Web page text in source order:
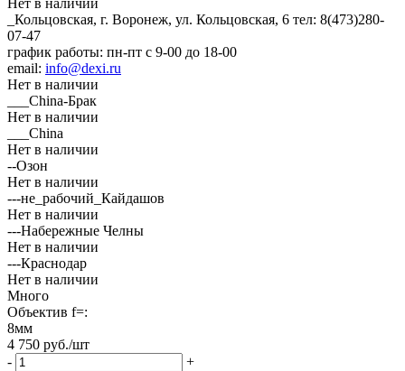
Нет в наличии
_Кольцовская, г. Воронеж, ул. Кольцовская, 6 тел: 8(473)280-
07-47
график работы: пн-пт с 9-00 до 18-00
email: info@dexi.ru
Нет в наличии
___China-Брак
Нет в наличии
___China
Нет в наличии
--Озон
Нет в наличии
---не_рабочий_Кайдашов
Нет в наличии
---Набережные Челны
Нет в наличии
---Краснодар
Нет в наличии
Много
Объектив f=:
8мм
4 750 руб./шт
-
+